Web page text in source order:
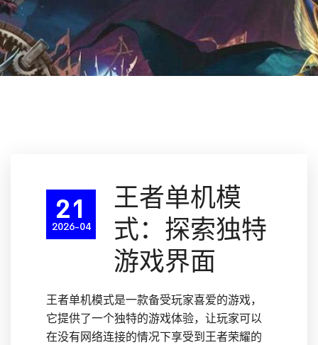
21
2026-04
王者单机模
式：探索独特
游戏界面
王者单机模式是一款备受玩家喜爱的游戏，
它提供了一个独特的游戏体验，让玩家可以
在没有网络连接的情况下享受到王者荣耀的